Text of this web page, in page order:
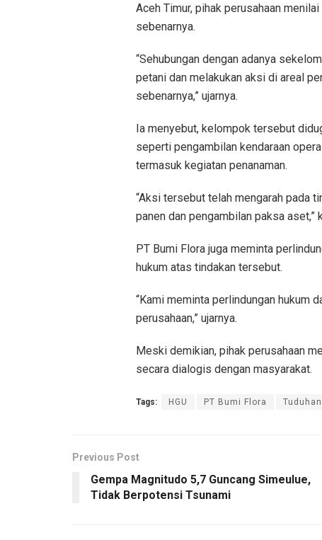
Aceh Timur, pihak perusahaan
sebenarnya.
“Sehubungan dengan adanya
petani dan melakukan aksi di areal
sebenarnya,” ujarnya.
Ia menyebut, kelompok tersebut
seperti pengambilan kendaraan
termasuk kegiatan penanaman.
“Aksi tersebut telah mengarah pada
panen dan pengambilan paksa aset,”
PT Bumi Flora juga meminta
hukum atas tindakan tersebut.
“Kami meminta perlindungan hukum
perusahaan,” ujarnya.
Meski demikian, pihak perusahaan
secara dialogis dengan masyarakat.
Tags: HGU PT Bumi Flora
Previous Post
Gempa Magnitudo 5,7 Guncang Simeulue,
Tidak Berpotensi Tsunami